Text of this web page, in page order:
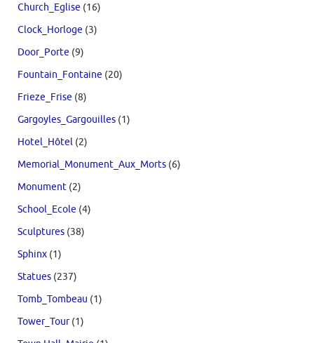
Church_Eglise (16)
Clock_Horloge (3)
Door_Porte (9)
Fountain_Fontaine (20)
Frieze_Frise (8)
Gargoyles_Gargouilles (1)
Hotel_Hôtel (2)
Memorial_Monument_Aux_Morts (6)
Monument (2)
School_Ecole (4)
Sculptures (38)
Sphinx (1)
Statues (237)
Tomb_Tombeau (1)
Tower_Tour(1)